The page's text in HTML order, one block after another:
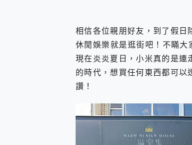
自帶線的 有線
飛利浦 JS7310
是螢幕也是電視!
realme 14 Pro 超
iPhone、Apple
動靜皆宜「
給 MSI Claw 系
B&O 精品級音響
2億 APO蔡司長
EaseUS Vocal
相信各位親朋好友，到了假日
休閒娛樂就是逛街吧！不瞞
現在炎炎夏日，小米真的是
的時代，想買任何東西都可以
讚！